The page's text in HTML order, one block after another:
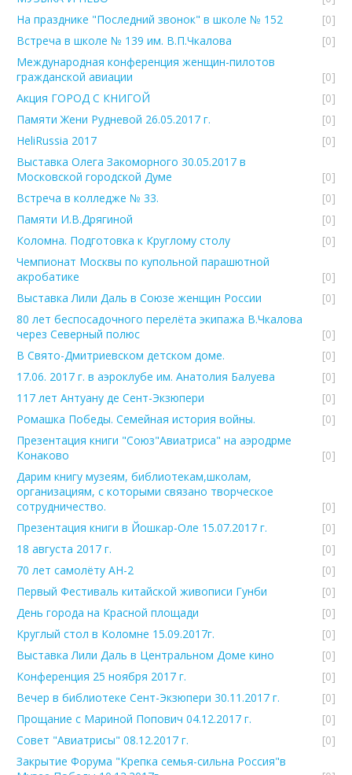
На празднике "Последний звонок" в школе № 152
[0]
Встреча в школе № 139 им. В.П.Чкалова
[0]
Международная конференция женщин-пилотов
гражданской авиации
[0]
Акция ГОРОД С КНИГОЙ
[0]
Памяти Жени Рудневой 26.05.2017 г.
[0]
HeliRussia 2017
[0]
Выставка Олега Закоморного 30.05.2017 в
Московской городской Думе
[0]
Встреча в колледже № 33.
[0]
Памяти И.В.Дрягиной
[0]
Коломна. Подготовка к Круглому столу
[0]
Чемпионат Москвы по купольной парашютной
акробатике
[0]
Выставка Лили Даль в Союзе женщин России
[0]
80 лет беспосадочного перелёта экипажа В.Чкалова
через Северный полюс
[0]
В Свято-Дмитриевском детском доме.
[0]
17.06. 2017 г. в аэроклубе им. Анатолия Балуева
[0]
117 лет Антуану де Сент-Экзюпери
[0]
Ромашка Победы. Семейная история войны.
[0]
Презентация книги "Союз"Авиатриса" на аэродрме
Конаково
[0]
Дарим книгу музеям, библиотекам,школам,
организациям, с которыми связано творческое
сотрудничество.
[0]
Презентация книги в Йошкар-Оле 15.07.2017 г.
[0]
18 августа 2017 г.
[0]
70 лет самолёту АН-2
[0]
Первый Фестиваль китайской живописи Гунби
[0]
День города на Красной площади
[0]
Круглый стол в Коломне 15.09.2017г.
[0]
Выставка Лили Даль в Центральном Доме кино
[0]
Конференция 25 ноября 2017 г.
[0]
Вечер в библиотеке Сент-Экзюпери 30.11.2017 г.
[0]
Прощание с Мариной Попович 04.12.2017 г.
[0]
Совет "Авиатрисы" 08.12.2017 г.
[0]
Закрытие Форума "Крепка семья-сильна Россия"в